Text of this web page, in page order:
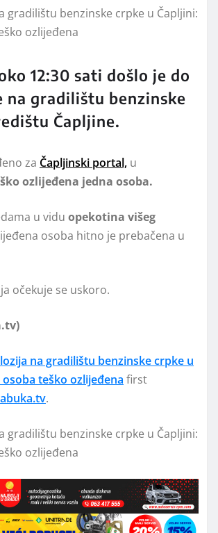
12:30 sati došlo je do
na gradilištu benzinske
Čapljine.
za Čapljinski portal, u
ozlijeđena jedna osoba.
u vidu opekotina višeg
osoba hitno je prebačena u
očekuje se uskoro.
na gradilištu benzinske crpke u
osoba teško ozlijeđena first
.